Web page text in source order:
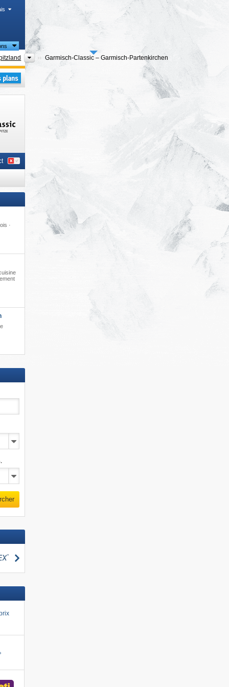
Régions touristiques
Garmisch-Classic – Garmisch-Partenkirchen
·
Rechercher